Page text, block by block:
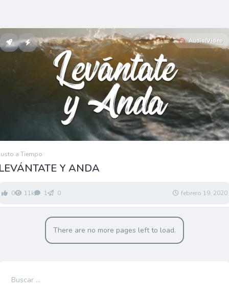
Audio/Video
a Tiempo
Y ANDA
0 11k 1 0 febrero 19, 2020
There are no more pages left to load.
Buscar: